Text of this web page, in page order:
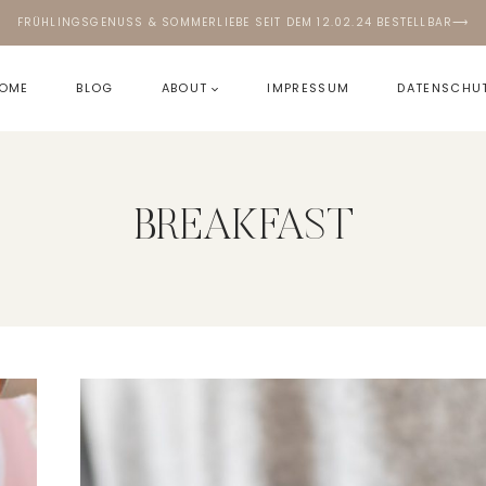
FRÜHLINGSGENUSS & SOMMERLIEBE SEIT DEM 12.02.24 BESTELLBAR⟶
BLOG ABOUT IMPRESSUM
BREAKFAST